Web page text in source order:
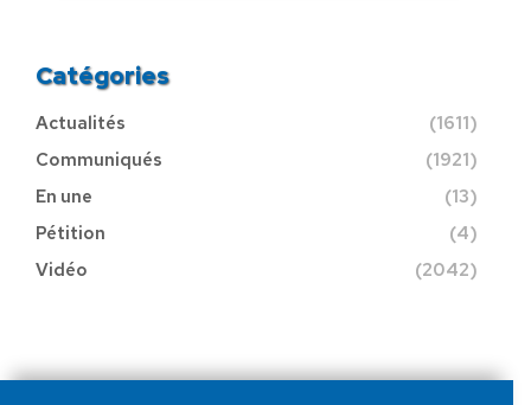
Catégories
Actualités
(1611)
Communiqués
(1921)
En une
(13)
Pétition
(4)
Vidéo
(2042)